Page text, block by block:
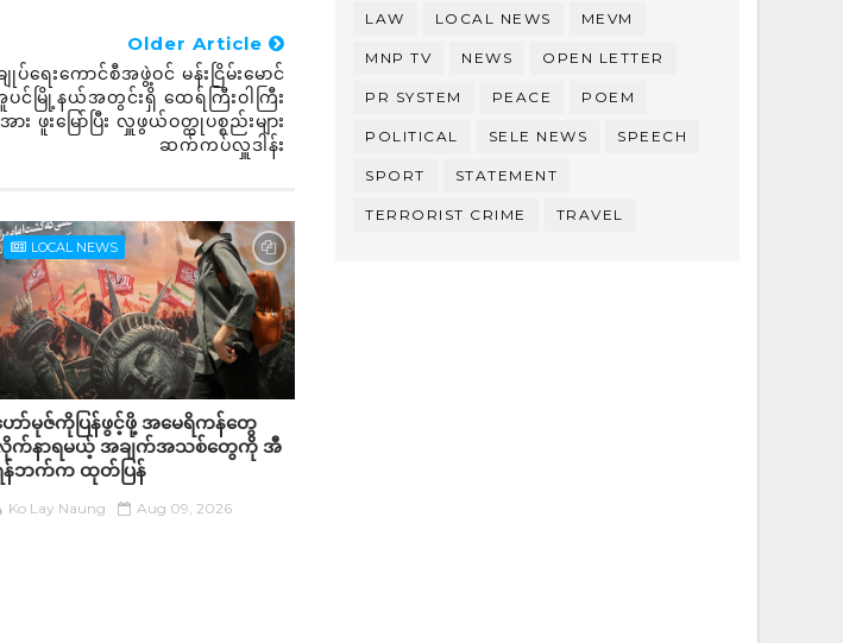
Older Article
ရေးကောင်စီအဖွဲ့ဝင် မန်းငြိမ်းမောင်
င်မြို့နယ်အတွင်းရှိ ထေရ်ကြီးဝါကြီး
း ဖူးမြော်ပြီး လှူဖွယ်ဝတ္ထုပစ္စည်းများ
ဆက်ကပ်လှူဒါန်း
LOCAL NEWS
ော်မုဇ်ကိုပြန်ဖွင့်ဖို့ အမေရိကန်တွေ
က်နာရမယ့် အချက်အသစ်တွေကို အီ
န်ဘက်က ထုတ်ပြန်
Ko Lay Naung Aug 09, 2026
LAW LOCAL NEWS MEVM
MNP TV NEWS OPEN LETTER
PR SYSTEM PEACE POEM
POLITICAL SELE NEWS SPEECH
SPORT STATEMENT
TERRORIST CRIME TRAVEL